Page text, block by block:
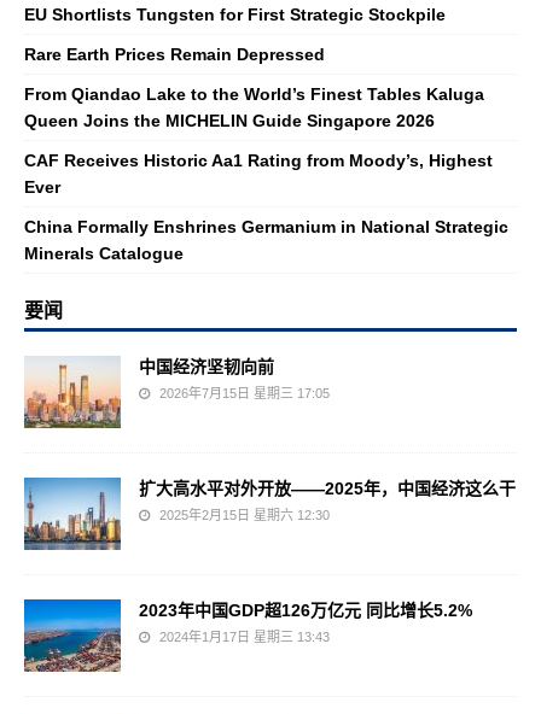
EU Shortlists Tungsten for First Strategic Stockpile
Rare Earth Prices Remain Depressed
From Qiandao Lake to the World’s Finest Tables Kaluga
Queen Joins the MICHELIN Guide Singapore 2026
CAF Receives Historic Aa1 Rating from Moody’s, Highest
Ever
China Formally Enshrines Germanium in National Strategic
Minerals Catalogue
要闻
中国经济坚韧向前
2026年7月15日 星期三 17:05
扩大高水平对外开放——2025年，中国经济这么干
2025年2月15日 星期六 12:30
2023年中国GDP超126万亿元 同比增长5.2%
2024年1月17日 星期三 13:43